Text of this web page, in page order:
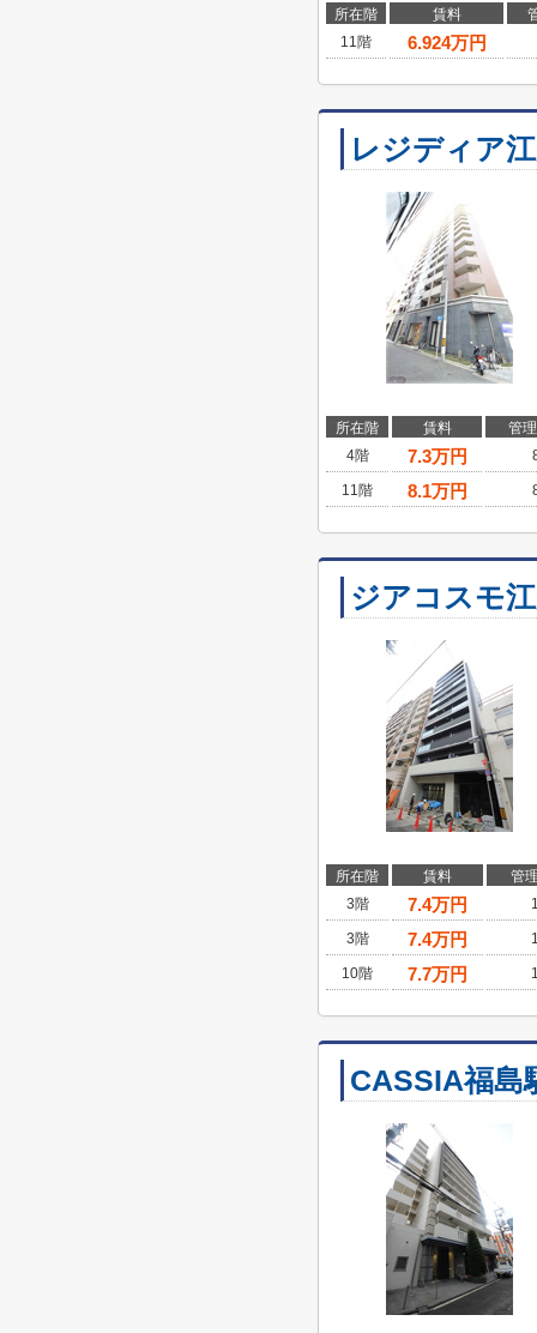
所在階 賃料
11階
6.924万円
レジディア
所在階 賃料
管
4階
7.3万円
11階 8.1万円
ジアコスモ
所在階 賃料
管
3階
7.4万円
3階 7.4万円
10階 7.7万円
CASSIA福島